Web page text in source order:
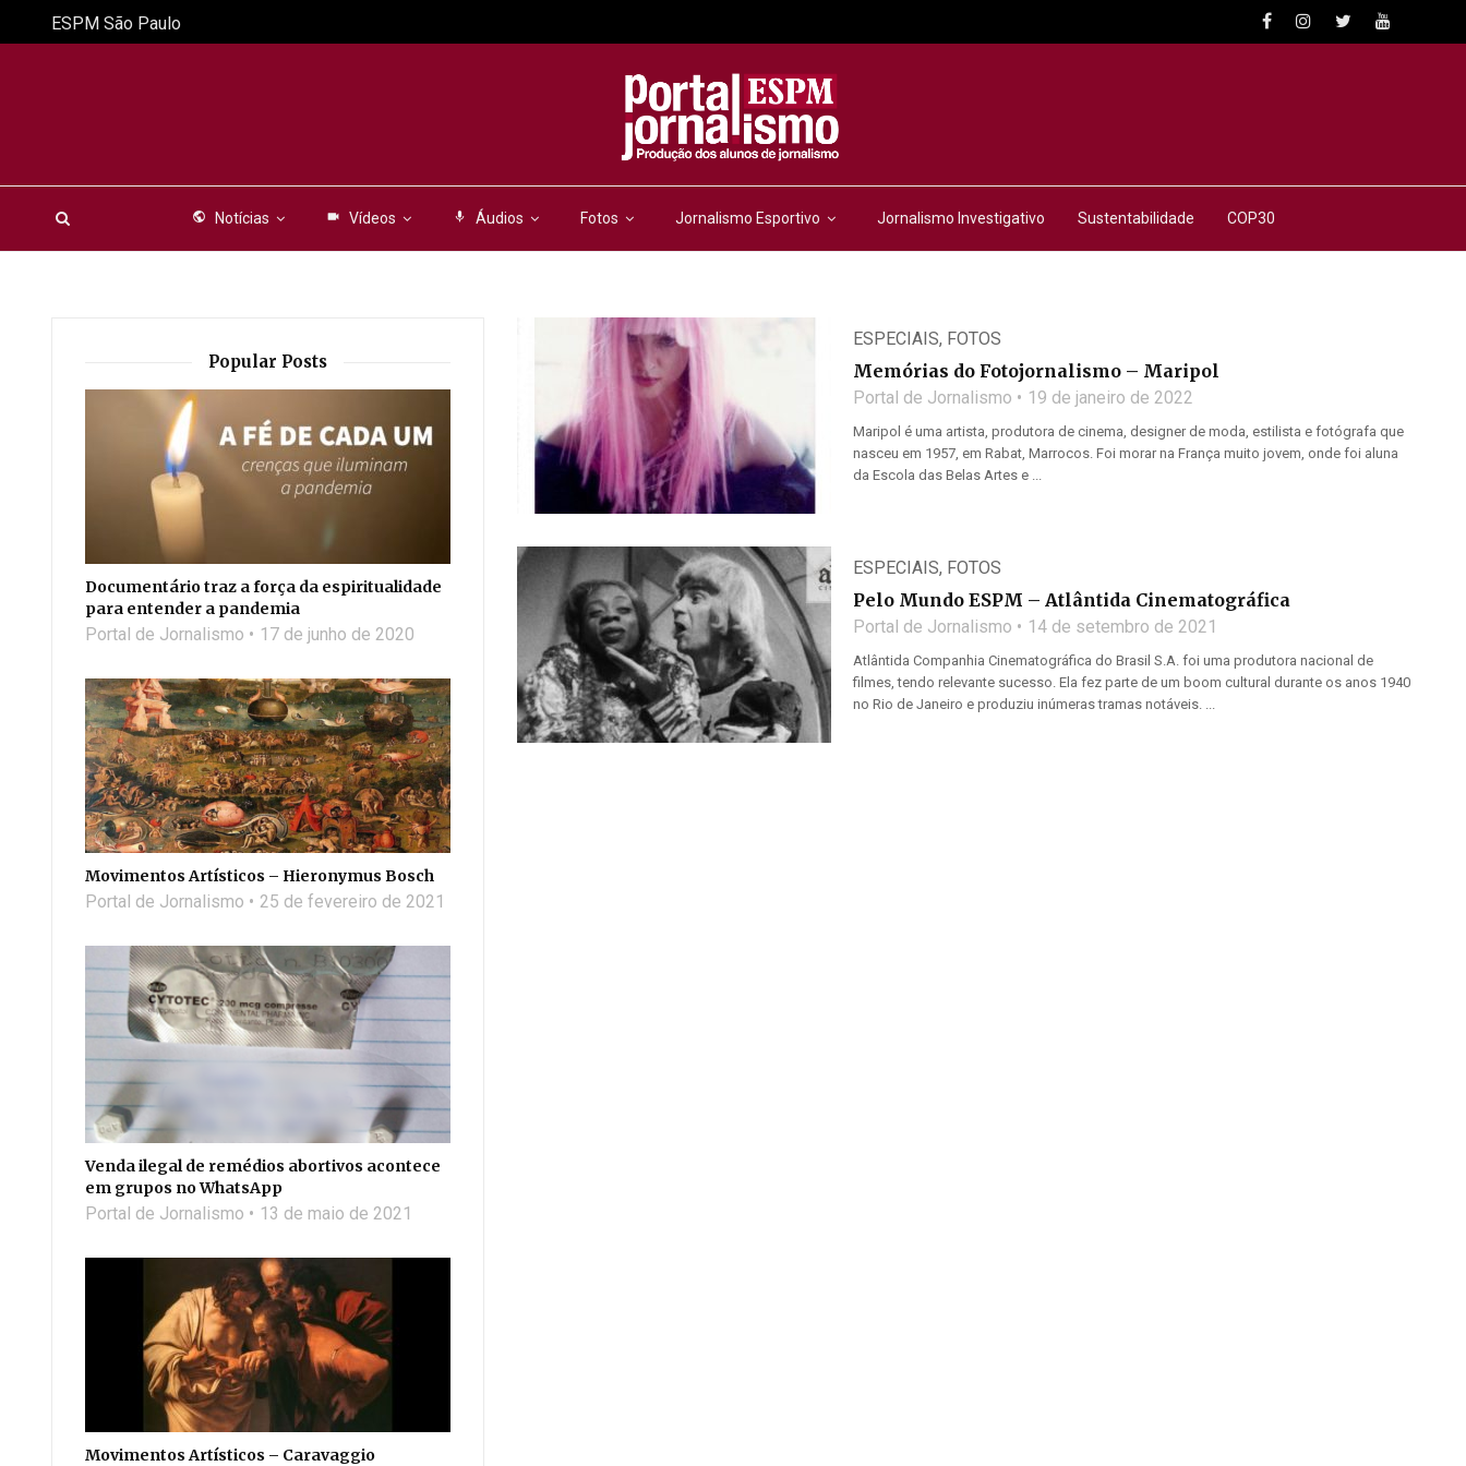
public Notícias videocam Vídeos mic Áudios Fotos Jornalismo Esportivo Jornalismo Investigativo Sustentabilidade COP30
ESPM São Paulo
ESPECIAIS, FOTOS
Memórias do Fotojornalismo – Maripol
Portal de Jornalismo 19 de janeiro de 2022
Maripol é uma artista, produtora de cinema, designer de moda, estilista e fotógrafa que
nasceu em 1957, em Rabat, Marrocos. Foi morar na França muito jovem, onde foi aluna
da Escola das Belas Artes e ...
ESPECIAIS, FOTOS
Pelo Mundo ESPM – Atlântida Cinematográfica
Portal de Jornalismo 14 de setembro de 2021
Atlântida Companhia Cinematográfica do Brasil S.A. foi uma produtora nacional de
filmes, tendo relevante sucesso. Ela fez parte de um boom cultural durante os anos 1940
no Rio de Janeiro e produziu inúmeras tramas notáveis. ...
Popular Posts
Documentário traz a força da espiritualidade
para entender a pandemia
Portal de Jornalismo 17 de junho de 2020
Movimentos Artísticos – Hieronymus Bosch
Portal de Jornalismo 25 de fevereiro de 2021
Venda ilegal de remédios abortivos acontece
em grupos no WhatsApp
Portal de Jornalismo 13 de maio de 2021
Movimentos Artísticos – Caravaggio